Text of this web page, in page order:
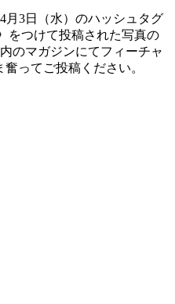
月3日（水）のハッシュタグ
をつけて投稿された写真の
のマガジンにてフィーチャ
ってご投稿ください。